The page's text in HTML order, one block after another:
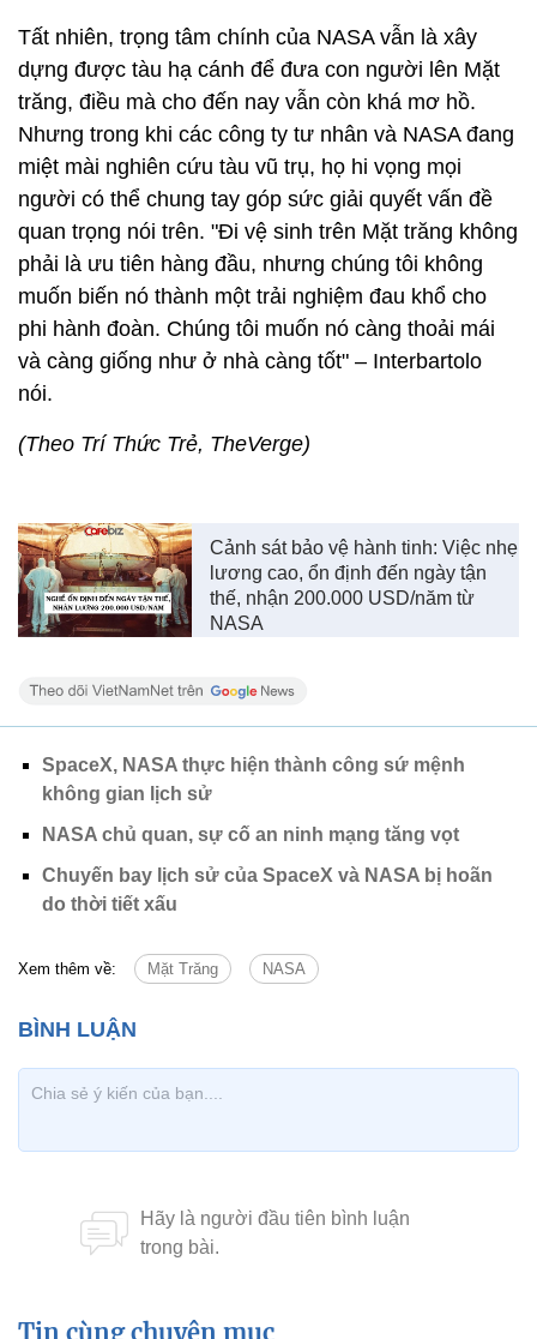
Tất nhiên, trọng tâm chính của NASA vẫn là xây
dựng được tàu hạ cánh để đưa con người lên Mặt
trăng, điều mà cho đến nay vẫn còn khá mơ hồ.
Nhưng trong khi các công ty tư nhân và NASA đang
miệt mài nghiên cứu tàu vũ trụ, họ hi vọng mọi
người có thể chung tay góp sức giải quyết vấn đề
quan trọng nói trên. "Đi vệ sinh trên Mặt trăng không
phải là ưu tiên hàng đầu, nhưng chúng tôi không
muốn biến nó thành một trải nghiệm đau khổ cho
phi hành đoàn. Chúng tôi muốn nó càng thoải mái
và càng giống như ở nhà càng tốt" – Interbartolo
nói.
(Theo Trí Thức Trẻ, TheVerge)
Cảnh sát bảo vệ hành tinh: Việc nhẹ
lương cao, ổn định đến ngày tận
thế, nhận 200.000 USD/năm từ
NASA
SpaceX, NASA thực hiện thành công sứ mệnh
không gian lịch sử
NASA chủ quan, sự cố an ninh mạng tăng vọt
Chuyến bay lịch sử của SpaceX và NASA bị hoãn
do thời tiết xấu
Xem thêm về: Mặt Trăng NASA
Tin cùng chuyên mục